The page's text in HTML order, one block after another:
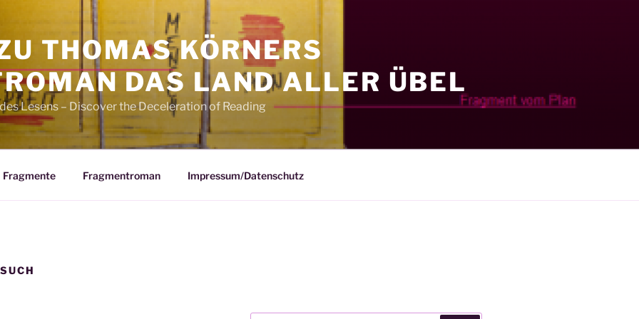
THOMAS KÖRNERS
DAS LAND ALLER ÜBEL
Lesens – Discover the Deceleration of Reading
Fragmente Fragmentroman Impressum/Datenschutz